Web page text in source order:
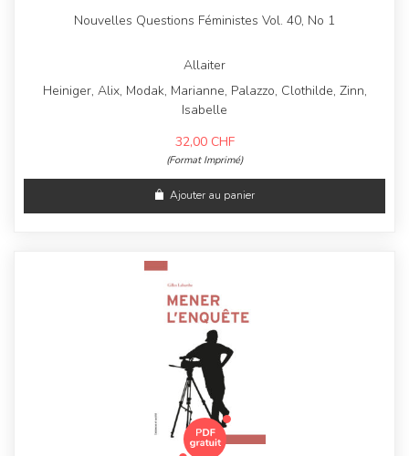
Nouvelles Questions Féministes Vol. 40, No 1
Allaiter
Heiniger, Alix, Modak, Marianne, Palazzo, Clothilde, Zinn,
Isabelle
32,00 CHF
(Format Imprimé)
Ajouter au panier